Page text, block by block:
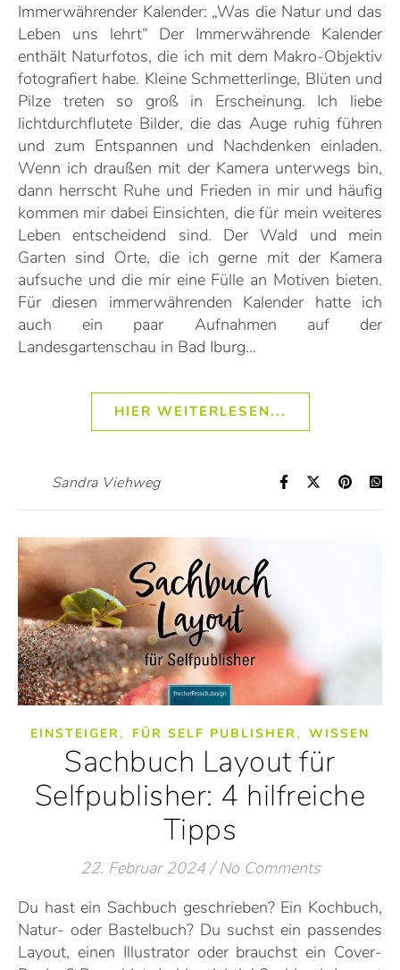
Immerwährender Kalender: „Was die Natur und das
Leben uns lehrt“ Der Immerwährende Kalender
enthält Naturfotos, die ich mit dem Makro-Objektiv
fotografiert habe. Kleine Schmetterlinge, Blüten und
Pilze treten so groß in Erscheinung. Ich liebe
lichtdurchflutete Bilder, die das Auge ruhig führen
und zum Entspannen und Nachdenken einladen.
Wenn ich draußen mit der Kamera unterwegs bin,
dann herrscht Ruhe und Frieden in mir und häufig
kommen mir dabei Einsichten, die für mein weiteres
Leben entscheidend sind. Der Wald und mein
Garten sind Orte, die ich gerne mit der Kamera
aufsuche und die mir eine Fülle an Motiven bieten.
Für diesen immerwährenden Kalender hatte ich
auch ein paar Aufnahmen auf der
Landesgartenschau in Bad Iburg…
HIER WEITERLESEN...
Sandra Viehweg
EINSTEIGER , FÜR SELF PUBLISHER , WISSEN
Sachbuch Layout für
Selfpublisher: 4 hilfreiche
Tipps
22. Februar 2024 / No Comments
Du hast ein Sachbuch geschrieben? Ein Kochbuch,
Natur- oder Bastelbuch? Du suchst ein passendes
Layout, einen Illustrator oder brauchst ein Cover-